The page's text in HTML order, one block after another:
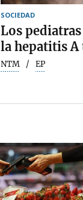
SOCIEDAD
Los
la hepatitis A
NTM EP